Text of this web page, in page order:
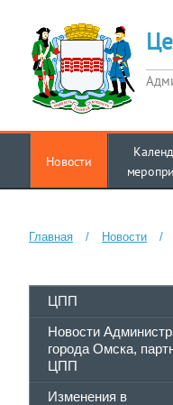
Новости
Главная / Новости /
ЦПП
Новости
города Омска,
ЦПП
Изменения в